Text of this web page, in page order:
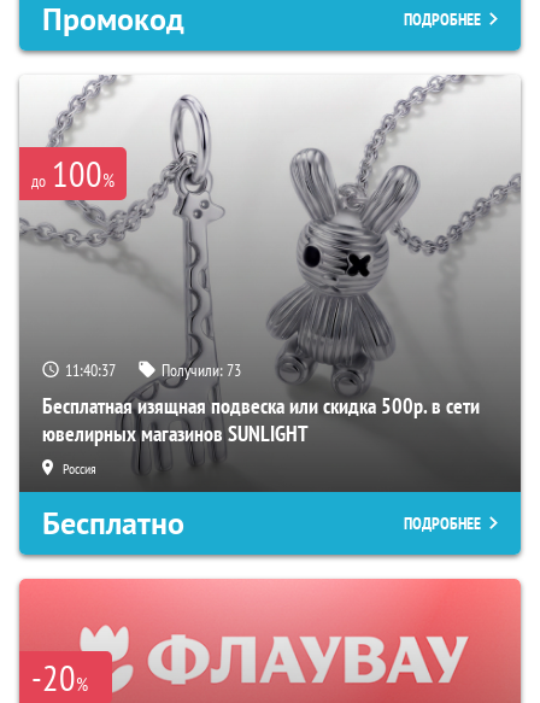
Промокод ПОДРОБНЕЕ
до 100%
11:40:36 Получили:73
Бесплатная изящная подвеска или скидка 500р. в сети
ювелирных магазинов SUNLIGHT
Россия
Бесплатно ПОДРОБНЕЕ
-20%